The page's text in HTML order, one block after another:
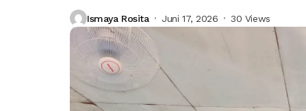
Ismaya Rosita Juni 17, 2026 30 Views